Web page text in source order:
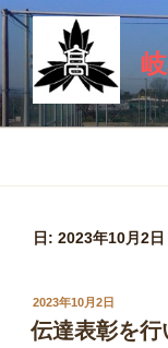
コ
ン
ン
ツ
日: 2023年10月2日
投
稿
日:
2023年10月2日
伝達表彰を行